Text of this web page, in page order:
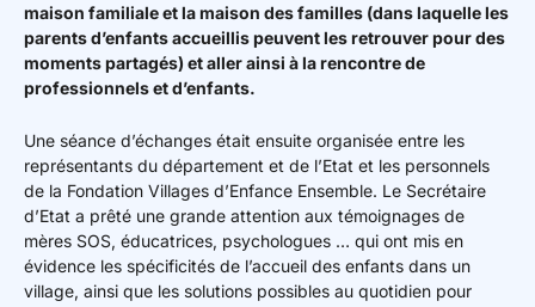
maison familiale et la maison des familles (dans laquelle les
parents d’enfants accueillis peuvent les retrouver pour des
moments partagés) et aller ainsi à la rencontre de
professionnels et d’enfants.
Une séance d’échanges était ensuite organisée entre les
représentants du département et de l’Etat et les personnels
de la Fondation Villages d’Enfance Ensemble. Le Secrétaire
d’Etat a prêté une grande attention aux témoignages de
mères SOS, éducatrices, psychologues … qui ont mis en
évidence les spécificités de l’accueil des enfants dans un
village, ainsi que les solutions possibles au quotidien pour